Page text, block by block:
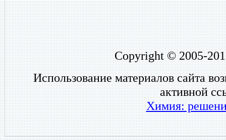
Copyright © 2005-
Использование материалов сайта
активной
Химия: